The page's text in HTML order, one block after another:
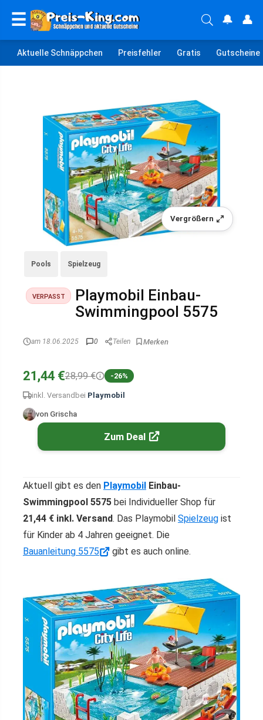
☰ 🔔 👤
Aktuelle Schnäppchen Preisfehler Gratis Gutscheine
Vergrößern
Pools Spielzeug
VERPASST
Playmobil Einbau-
Swimmingpool 5575
am 18.06.2025 0 Teilen
21,44 €28,99 € -26%
inkl. Versand bei Playmobil
von Grischa
Zum Deal
Aktuell gibt es den Playmobil Einbau-
Swimmingpool 5575 bei Individueller Shop für
21,44 € inkl. Versand. Das Playmobil Spielzeug ist
für Kinder ab 4 Jahren geeignet. Die
Bauanleitung 5575
gibt es auch online.